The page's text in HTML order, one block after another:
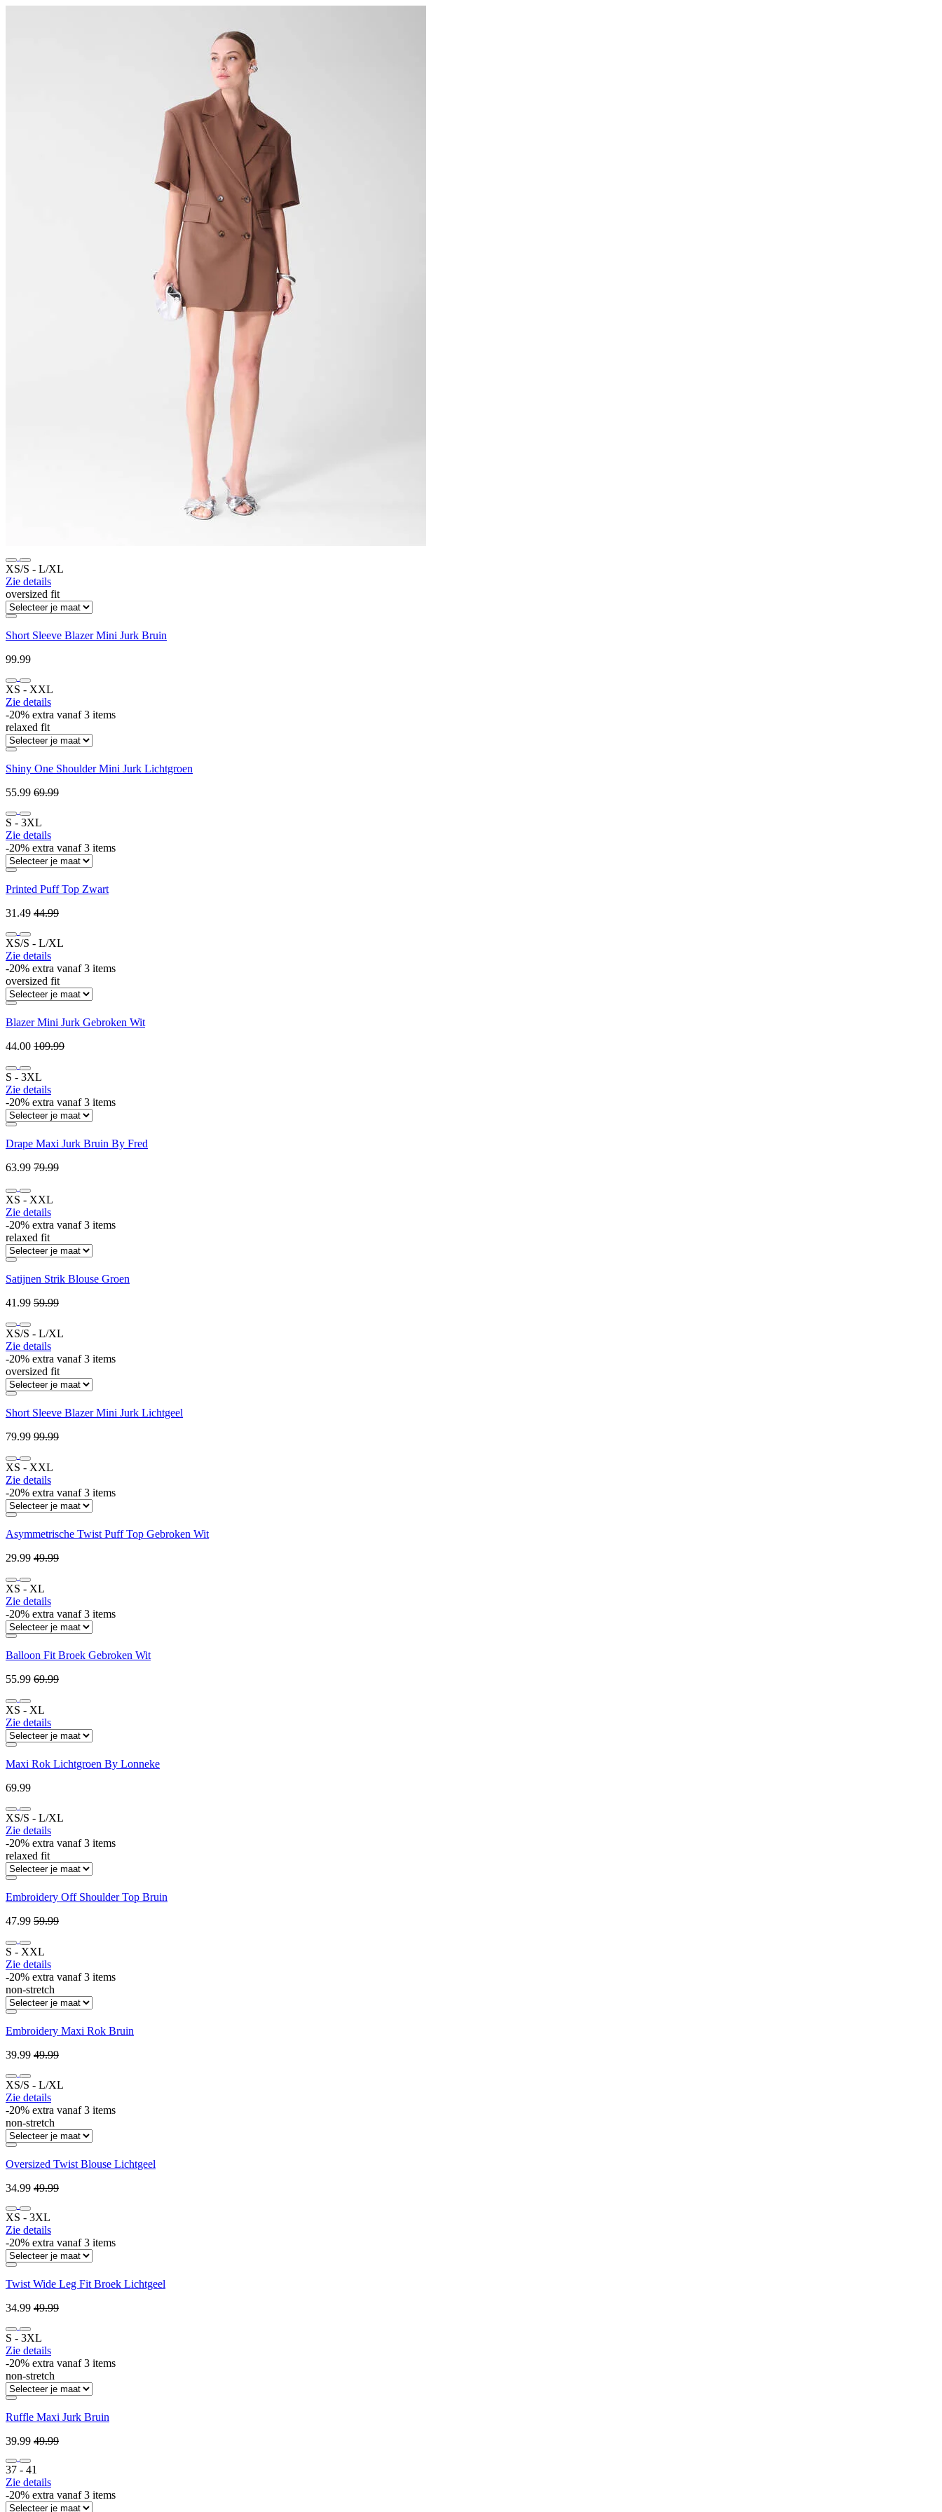
XS/S ‐ L/XL
Zie details
oversized fit
Short Sleeve Blazer Mini Jurk Bruin
99.99
XS ‐ XXL
Zie details
-20% extra vanaf 3 items
relaxed fit
Shiny One Shoulder Mini Jurk Lichtgroen
55.99 69.99
S ‐ 3XL
Zie details
-20% extra vanaf 3 items
Printed Puff Top Zwart
31.49 44.99
XS/S ‐ L/XL
Zie details
-20% extra vanaf 3 items
oversized fit
Blazer Mini Jurk Gebroken Wit
44.00 109.99
S ‐ 3XL
Zie details
-20% extra vanaf 3 items
Drape Maxi Jurk Bruin By Fred
63.99 79.99
XS ‐ XXL
Zie details
-20% extra vanaf 3 items
relaxed fit
Satijnen Strik Blouse Groen
41.99 59.99
XS/S ‐ L/XL
Zie details
-20% extra vanaf 3 items
oversized fit
Short Sleeve Blazer Mini Jurk Lichtgeel
79.99 99.99
XS ‐ XXL
Zie details
-20% extra vanaf 3 items
Asymmetrische Twist Puff Top Gebroken Wit
29.99 49.99
XS ‐ XL
Zie details
-20% extra vanaf 3 items
Balloon Fit Broek Gebroken Wit
55.99 69.99
XS ‐ XL
Zie details
Maxi Rok Lichtgroen By Lonneke
69.99
XS/S ‐ L/XL
Zie details
-20% extra vanaf 3 items
relaxed fit
Embroidery Off Shoulder Top Bruin
47.99 59.99
S ‐ XXL
Zie details
-20% extra vanaf 3 items
non-stretch
Embroidery Maxi Rok Bruin
39.99 49.99
XS/S ‐ L/XL
Zie details
-20% extra vanaf 3 items
non-stretch
Oversized Twist Blouse Lichtgeel
34.99 49.99
XS ‐ 3XL
Zie details
-20% extra vanaf 3 items
Twist Wide Leg Fit Broek Lichtgeel
34.99 49.99
S ‐ 3XL
Zie details
-20% extra vanaf 3 items
non-stretch
Ruffle Maxi Jurk Bruin
39.99 49.99
37 ‐ 41
Zie details
-20% extra vanaf 3 items